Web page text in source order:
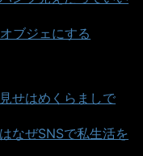
ブジェにする
せはめくらましで
なぜSNSで私生活を